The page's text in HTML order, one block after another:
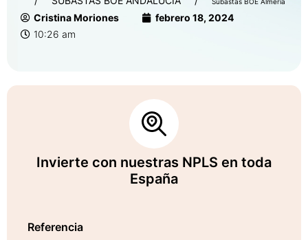
Cristina Moriones
febrero 18, 2024
10:26 am
Invierte con nuestras NPLS en toda
España
Referencia